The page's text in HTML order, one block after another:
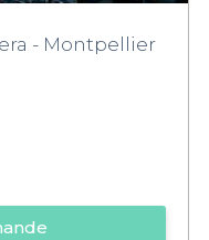
gravée dans les
- Montpellier